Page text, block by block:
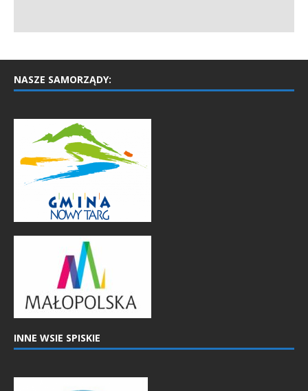
NASZE SAMORZĄDY:
INNE WSIE SPISKIE